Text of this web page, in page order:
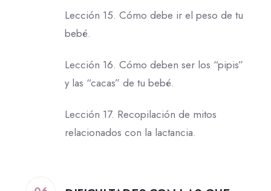
Lección 15. Cómo debe ir el peso de tu
bebé.
Lección 16. Cómo deben ser los “pipis”
y las “cacas” de tu bebé.
Lección 17. Recopilación de mitos
relacionados con la lactancia.